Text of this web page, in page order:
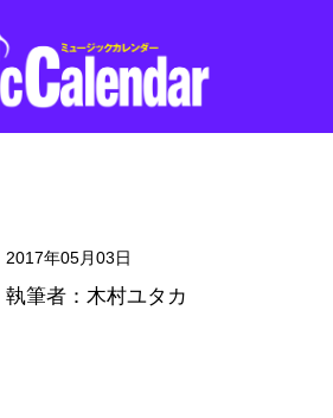
2017年05月03日
執筆者：木村ユタカ